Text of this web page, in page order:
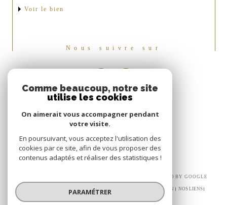
Voir le bien
Nous suivre sur
© 2026 | TOUS DROITS RÉSERVÉS | TRADUCTION POWERED BY GOOGLE
|
PLAN DU SITE ADMIN
NOS LIENS
POLITIQUE RGPD
Comme beaucoup, notre site
utilise les cookies
On aimerait vous accompagner pendant
votre visite.
En poursuivant, vous acceptez l'utilisation des
cookies par ce site, afin de vous proposer des
contenus adaptés et réaliser des statistiques !
PARAMÉTRER